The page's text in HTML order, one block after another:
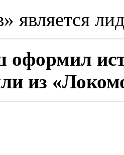
является
из